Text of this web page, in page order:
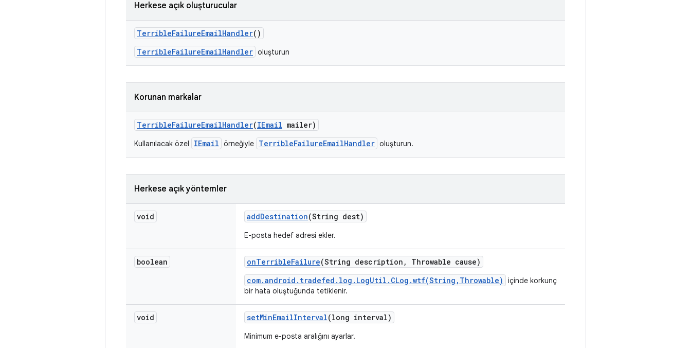
Herkese açık oluşturucular
TerribleFailureEmailHandler()
TerribleFailureEmailHandler oluşturun
Korunan markalar
TerribleFailureEmailHandler(IEmail mailer)
Kullanılacak özel IEmail örneğiyle TerribleFailureEmailHandler oluşturun.
Herkese açık yöntemler
void addDestination(String dest)
E-posta hedef adresi ekler.
boolean onTerribleFailure(String description ,
Throwable cause)
com.android.tradefed.log.LogUtil.CLog.wtf(String,Throwable)
içinde korkunç
bir hata oluştuğunda tetiklenir.
void setMinEmailInterval(long interval)
Minimum e-posta aralığını ayarlar.